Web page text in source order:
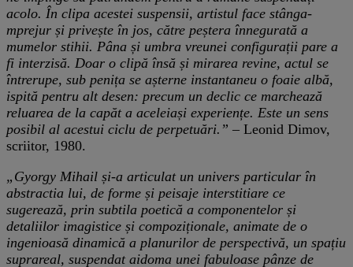
acolo. În clipa acestei suspensii, artistul face stânga-
mprejur și privește în jos, către peștera înnegurată a
mumelor stihii. Pâna și umbra vreunei configurații pare a
fi interzisă. Doar o clipă însă și mirarea revine, actul se
întrerupe, sub penița se așterne instantaneu o foaie albă,
ispită pentru alt desen: precum un declic ce marchează
reluarea de la capăt a aceleiași experiențe. Este un sens
posibil al acestui ciclu de perpetuări.” – Leonid Dimov,
scriitor, 1980.
„Gyorgy Mihail și-a articulat un univers particular în
abstractia lui, de forme și peisaje interstitiare ce
sugerează, prin subtila poetică a componentelor și
detaliilor imagistice și compoziționale, animate de o
ingenioasă dinamică a planurilor de perspectivă, un spațiu
suprareal, suspendat aidoma unei fabuloase pânze de